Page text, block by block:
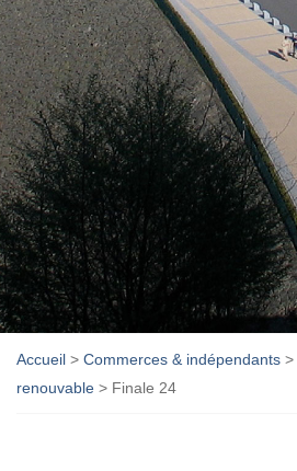
Accueil > Commerces & indépendants >
renouvable > Finale 24